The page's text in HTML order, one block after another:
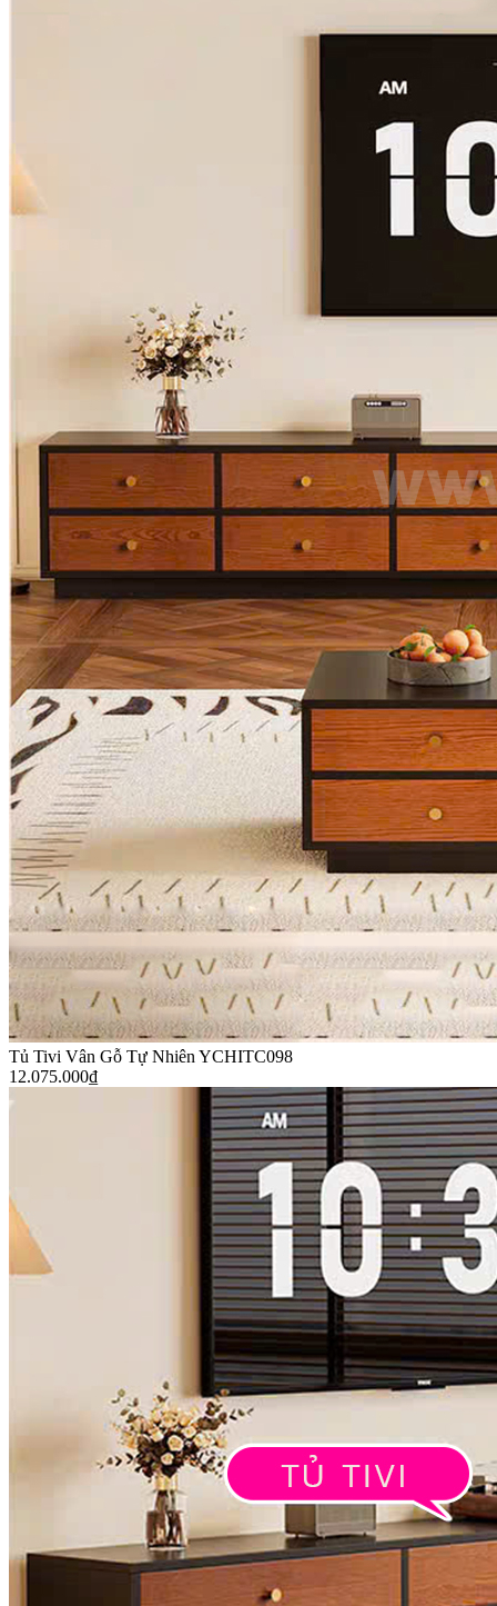
Tủ Tivi Vân Gỗ Tự Nhiên YCHITC098
12.075.000₫